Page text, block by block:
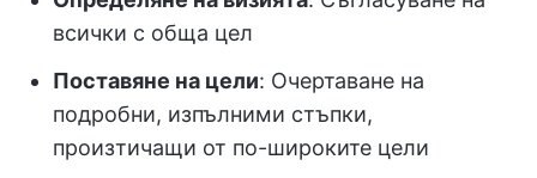
всички с обща цел
Поставяне на цели: Очертаване на
подробни, изпълними стъпки,
произтичащи от по-широките цели